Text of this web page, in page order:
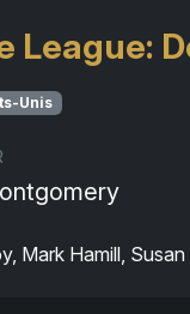
League:
Unis
Mark Hamill,